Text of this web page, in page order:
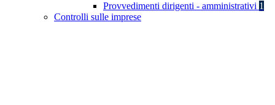
Provvedimenti dirigenti - amministrativi 1
Controlli sulle imprese